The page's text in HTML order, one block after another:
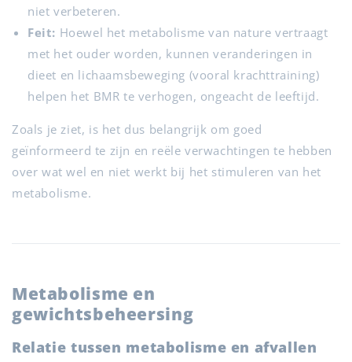
niet verbeteren.
Feit: Hoewel het metabolisme van nature vertraagt
met het ouder worden, kunnen veranderingen in
dieet en lichaamsbeweging (vooral krachttraining)
helpen het BMR te verhogen, ongeacht de leeftijd.
Zoals je ziet, is het dus belangrijk om goed
geïnformeerd te zijn en reële verwachtingen te hebben
over wat wel en niet werkt bij het stimuleren van het
metabolisme.
Metabolisme en
gewichtsbeheersing
Relatie tussen metabolisme en afvallen